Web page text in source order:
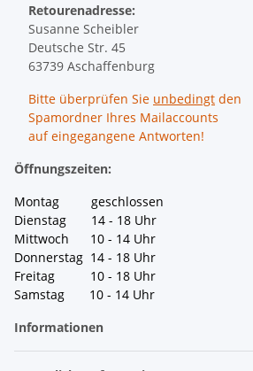
Retourenadresse:
Susanne Scheibler
Deutsche Str. 45
63739 Aschaffenburg
Bitte überprüfen Sie unbedingt den
Spamordner Ihres Mailaccounts
auf eingegangene Antworten!
Öffnungszeiten:
Montag geschlossen
Dienstag 14 - 18 Uhr
Mittwoch 10 - 14 Uhr
Donnerstag 14 - 18 Uhr
Freitag 10 - 18 Uhr
Samstag 10 - 14 Uhr
Informationen